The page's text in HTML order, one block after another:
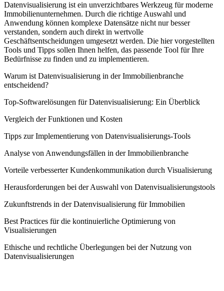
Datenvisualisierung ist ein unverzichtbares Werkzeug für moderne
Immobilienunternehmen. Durch die richtige Auswahl und
Anwendung können komplexe Datensätze nicht nur besser
verstanden, sondern auch direkt in wertvolle
Geschäftsentscheidungen umgesetzt werden. Die hier vorgestellten
Tools und Tipps sollen Ihnen helfen, das passende Tool für Ihre
Bedürfnisse zu finden und zu implementieren.
Warum ist Datenvisualisierung in der Immobilienbranche
entscheidend?
Top-Softwarelösungen für Datenvisualisierung: Ein Überblick
Vergleich der Funktionen und Kosten
Tipps zur Implementierung von Datenvisualisierungs-Tools
Analyse von Anwendungsfällen in der Immobilienbranche
Vorteile verbesserter Kundenkommunikation durch Visualisierung
Herausforderungen bei der Auswahl von Datenvisualisierungstools
Zukunftstrends in der Datenvisualisierung für Immobilien
Best Practices für die kontinuierliche Optimierung von
Visualisierungen
Ethische und rechtliche Überlegungen bei der Nutzung von
Datenvisualisierungen